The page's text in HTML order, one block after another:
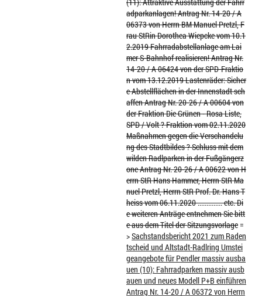
adparkanlagen! Antrag Nr. 14-20 / A
06373 von Herrn BM Manuel Pretzl, F
rau StRin Dorothea Wiepcke vom 10.1
2.2019 Fahrradabstellanlage am Lai
mer S-Bahnhof realisieren! Antrag Nr.
14-20 / A 06424 von der SPD-Fraktio
n vom 13.12.2019 Lastenräder: Sicher
e Abstellflächen in der Innenstadt sch
affen Antrag Nr. 20-26 / A 00604 von
der Fraktion Die Grünen - Rosa Liste,
SPD / Volt ? Fraktion vom 02.11.2020
Maßnahmen gegen die Verschandelu
ng des Stadtbildes ? Schluss mit dem
wilden Radlparken in der Fußgängerz
one Antrag Nr. 20-26 / A 00622 von H
errn StR Hans Hammer, Herrn StR Ma
nuel Pretzl, Herrn StR Prof. Dr. Hans T
heiss vom 06.11.2020 .............. etc. Di
e weiteren Anträge entnehmen Sie bitt
e aus dem Titel der Sitzungsvorlage=
>Sachstandsbericht 2021 zum Raden
tscheid und Altstadt-Radlring Umstei
geangebote für Pendler massiv ausba
uen (10): Fahrradparken massiv ausb
auen und neues Modell P+B einführen
Antrag Nr. 14-20 / A 06372 von Herrn